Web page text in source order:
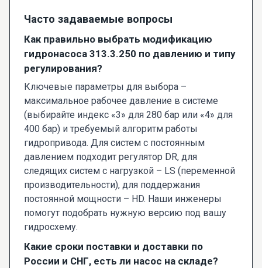
Часто задаваемые вопросы
Как правильно выбрать модификацию
гидронасоса 313.3.250 по давлению и типу
регулирования?
Ключевые параметры для выбора –
максимальное рабочее давление в системе
(выбирайте индекс «3» для 280 бар или «4» для
400 бар) и требуемый алгоритм работы
гидропривода. Для систем с постоянным
давлением подходит регулятор DR, для
следящих систем с нагрузкой – LS (переменной
производительности), для поддержания
постоянной мощности – HD. Наши инженеры
помогут подобрать нужную версию под вашу
гидросхему.
Какие сроки поставки и доставки по
России и СНГ, есть ли насос на складе?